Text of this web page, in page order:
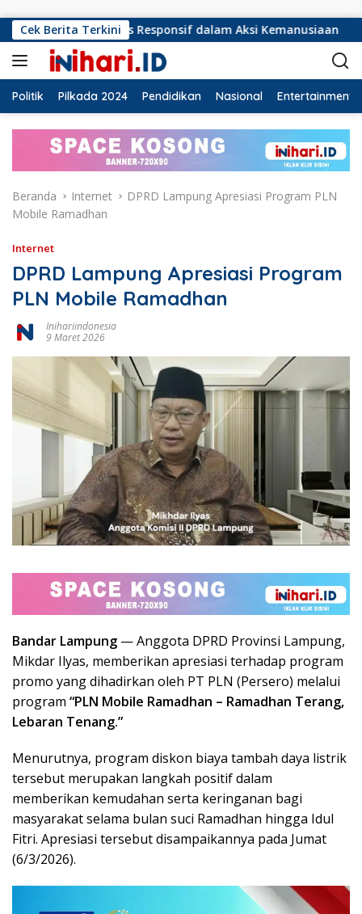
Cek Berita Terkini
Responsif dalam Aksi Kemanusiaan Ormas
Politik Pilkada 2024 Pendidikan Nasional Entertainment
Beranda Internet
DPRD Lampung Apresiasi Program PLN
Mobile Ramadhan
Internet
DPRD Lampung Apresiasi Program
PLN Mobile Ramadhan
Inihariindonesia
9 Maret 2026
Bandar Lampung — Anggota DPRD Provinsi Lampung,
Mikdar Ilyas, memberikan apresiasi terhadap program
promo yang dihadirkan oleh PT PLN (Persero) melalui
program “PLN Mobile Ramadhan – Ramadhan Terang,
Lebaran Tenang.”
Menurutnya, program diskon biaya tambah daya listrik
tersebut merupakan langkah positif dalam
memberikan kemudahan serta keringanan bagi
masyarakat selama bulan suci Ramadhan hingga Idul
Fitri. Apresiasi tersebut disampaikannya pada Jumat
(6/3/2026).